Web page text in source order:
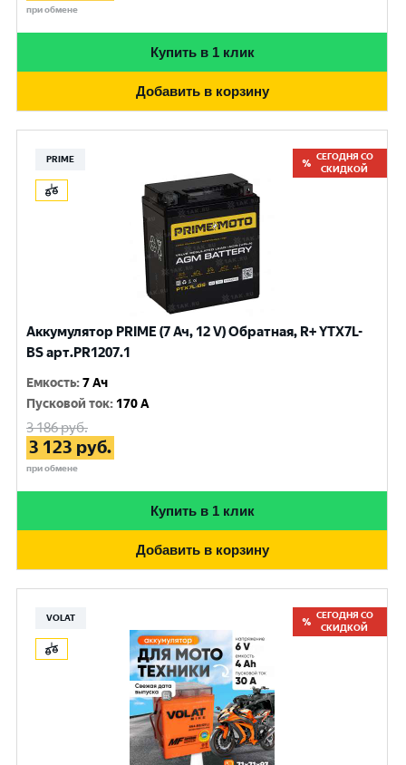
при обмене
Купить в 1 клик
Добавить в корзину
PRIME
СЕГОДНЯ СО
СКИДКОЙ
Аккумулятор PRIME (7 Ач, 12 V) Обратная, R+ YTX7L-
BS арт.PR1207.1
Емкость:7 Ач
Пусковой ток: 170 A
3 186руб.
3 123 руб.
при обмене
Купить в 1 клик
Добавить в корзину
VOLAT
СЕГОДНЯ СО
СКИДКОЙ